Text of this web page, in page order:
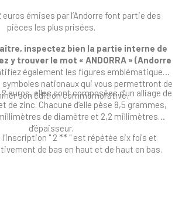
euros émises par l’Andorre font partie des
pièces les plus prisées.
inspectez bien la partie interne de
y trouver le mot « ANDORRA » (Andorre
également les figures emblématiques,
nationaux qui vous permettront de
son édition commémorative.
euros, elles sont composées d’un alliage de
de zinc. Chacune d’elle pèse 8,5 grammes,
de diamètre et 2,2 millimètres
d’épaisseur.
l'inscription " 2 ** " est répétée six fois et
de bas en haut et de haut en bas.